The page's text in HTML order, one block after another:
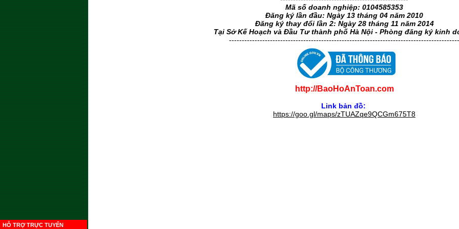
HỖ TRỢ TRỰC TUYẾN
Mã số doanh nghiệp: 0104585353
Đăng ký lần đầu: Ngày 13 tháng 04 năm 2010
Đăng ký thay đổi lần 2: Ngày 28 tháng 11 năm 2014
Tại Sở Kế Hoạch và Đầu Tư thành phố Hà Nội - Phòng đăng ký kinh
------------------------------------------------------------------------------------------
http://BaoHoAnToan.com
Link bản đồ:
https://goo.gl/maps/zTUAZqe9QCGm675T8